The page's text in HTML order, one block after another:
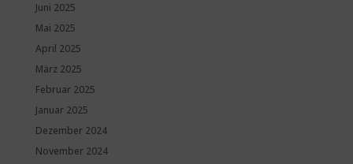
Juni 2025
Mai 2025
April 2025
März 2025
Februar 2025
Januar 2025
Dezember 2024
November 2024